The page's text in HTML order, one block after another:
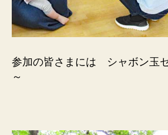
参加の皆さまには シャボン玉
～